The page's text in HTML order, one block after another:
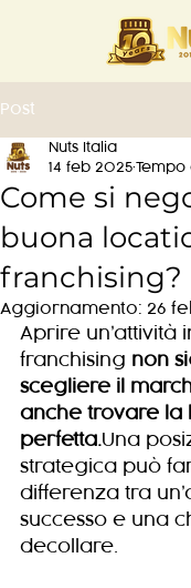
Post
Come si
buona
franchising?
Nuts Italia
14 feb 2025 Tempo
Aggiornamento: 26
Aprire un’attività
franchising non
scegliere il
anche trovare la
perfetta.Una
strategica può
differenza tra
successo e una
decollare.